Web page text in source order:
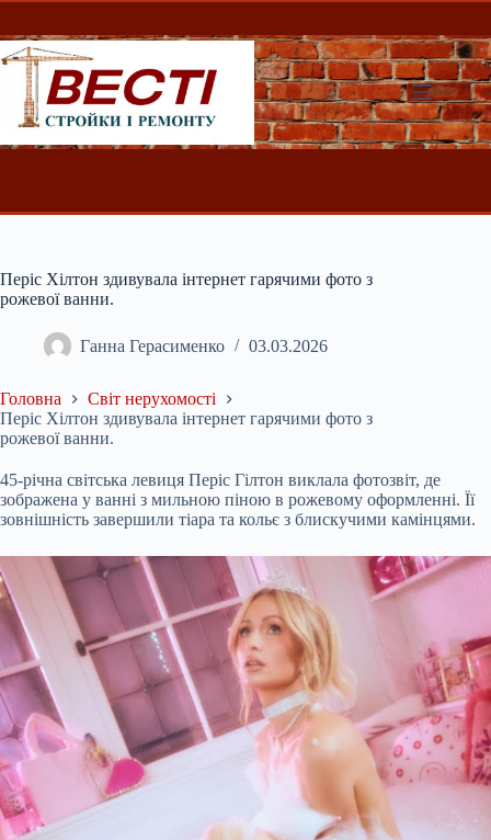
Перейти
вмісту
Періс Хілтон здивувала інтернет гарячими фото з
рожевої ванни.
Ганна Герасименко 03.03.2026
Головна
Світ нерухомості
Періс Хілтон здивувала інтернет гарячими фото з
рожевої ванни.
45-річна світська левиця Періс Гілтон виклала фотозвіт, де
зображена у ванні з мильною піною в рожевому оформленні. Її
зовнішність завершили тіара та кольє з блискучими камінцями.